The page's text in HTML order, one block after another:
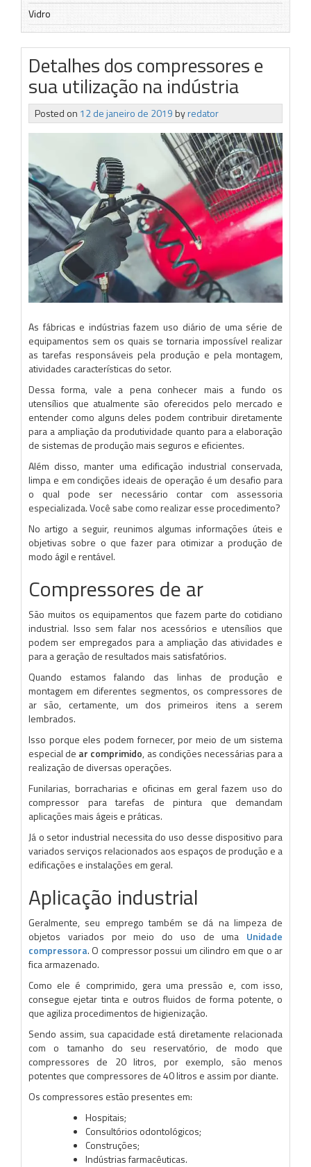
Vidro
Detalhes dos compressores e
sua utilização na indústria
Posted on 12 de janeiro de 2019byredator
As fábricas e indústrias fazem uso diário de uma série de
equipamentos sem os quais se tornaria impossível realizar
as tarefas responsáveis pela produção e pela montagem,
atividades características do setor.
Dessa forma, vale a pena conhecer mais a fundo os
utensílios que atualmente são oferecidos pelo mercado e
entender como alguns deles podem contribuir diretamente
para a ampliação da produtividade quanto para a elaboração
de sistemas de produção mais seguros e eficientes.
Além disso, manter uma edificação industrial conservada,
limpa e em condições ideais de operação é um desafio para
o qual pode ser necessário contar com assessoria
especializada. Você sabe como realizar esse procedimento?
No artigo a seguir, reunimos algumas informações úteis e
objetivas sobre o que fazer para otimizar a produção de
modo ágil e rentável.
Compressores de ar
São muitos os equipamentos que fazem parte do cotidiano
industrial. Isso sem falar nos acessórios e utensílios que
podem ser empregados para a ampliação das atividades e
para a geração de resultados mais satisfatórios.
Quando estamos falando das linhas de produção e
montagem em diferentes segmentos, os compressores de
ar são, certamente, um dos primeiros itens a serem
lembrados.
Isso porque eles podem fornecer, por meio de um sistema
especial de ar comprimido, as condições necessárias para a
realização de diversas operações.
Funilarias, borracharias e oficinas em geral fazem uso do
compressor para tarefas de pintura que demandam
aplicações mais ágeis e práticas.
Já o setor industrial necessita do uso desse dispositivo para
variados serviços relacionados aos espaços de produção e a
edificações e instalações em geral.
Aplicação industrial
Geralmente, seu emprego também se dá na limpeza de
objetos variados por meio do uso de uma Unidade
compressora. O compressor possui um cilindro em que o ar
fica armazenado.
Como ele é comprimido, gera uma pressão e, com isso,
consegue ejetar tinta e outros fluidos de forma potente, o
que agiliza procedimentos de higienização.
Sendo assim, sua capacidade está diretamente relacionada
com o tamanho do seu reservatório, de modo que
compressores de 20 litros, por exemplo, são menos
potentes que compressores de 40 litros e assim por diante.
Os compressores estão presentes em:
Hospitais;
Consultórios odontológicos;
Construções;
Indústrias farmacêuticas.